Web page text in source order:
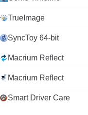
TrueImage
SyncToy 64-bit
Macrium Reflect
Macrium Reflect
Smart Driver Care